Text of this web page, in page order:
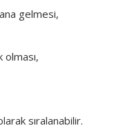
gelmesi,
sıralanabilir.